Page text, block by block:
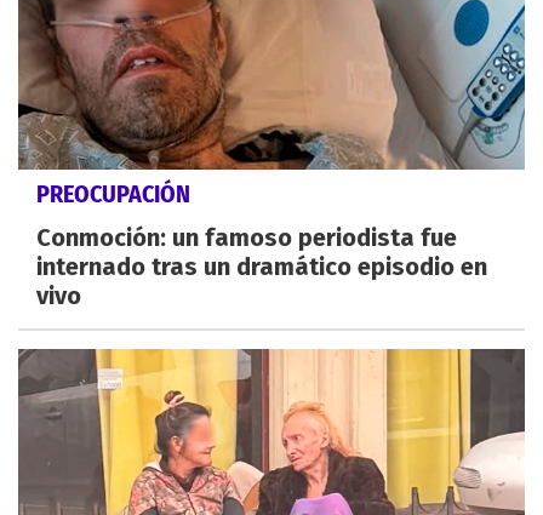
PREOCUPACIÓN
Conmoción: un famoso periodista fue
internado tras un dramático episodio en
vivo